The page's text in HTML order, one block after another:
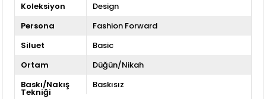
Koleksiyon
Design
Persona
Fashion Forward
Siluet
Basic
Ortam
Düğün/Nikah
Baskı/Nakış
Tekniği
Baskısız